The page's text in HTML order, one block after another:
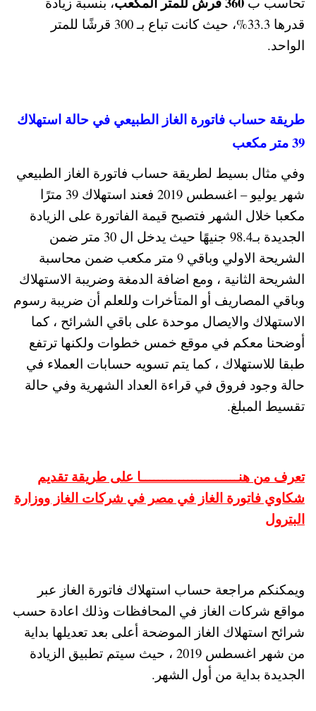
قدرها 33.3%، حيث كانت تباع بـ
300 قرشًا للمتر
الواحد.
طريقة حساب فاتورة الغاز الطبيعي في حالة استهلاك
39 متر مكعب
وفي مثال بسيط لطريقة حساب فاتورة الغاز الطبيعي
شهر يوليو – اغسطس 2019 فعند استهلاك 39 مترًا
مكعبا خلال الشهر فتصبح قيمة الفاتورة على الزيادة
الجديدة بـ98.4 جنيهًا حيث يدخل ال 30 متر ضمن
الشريحة الاولي وباقي 9 متر مكعب ضمن محاسبة
الشريحة الثانية ، ومع اضافة الدمغة وضريبة الاستهلاك
وباقي المصاريف أو المتأخرات وللعلم أن ضريبة رسوم
الاستهلاك والايصال موحدة على باقي الشرائح ، كما
أوضحنا معكم في موقع خمس خطوات ولكنها ترتفع
طبقا للاستهلاك ، كما يتم تسويه حسابات العملاء في
حالة وجود فروق في قراءة العداد الشهرية وفي حالة
تقسيط المبلغ.
تعرف من هنـــــــــــــــــــــــا على طريقة تقديم
شكاوي فاتورة الغاز في مصر في شركات الغاز ووزارة
البترول
ويمكنكم مراجعة حساب استهلاك فاتورة الغاز عبر
مواقع شركات الغاز في المحافظات وذلك اعادة حسب
شرائح استهلاك الغاز الموضحة أعلى بعد تعديلها بداية
من شهر اغسطس 2019 ، حيث سيتم تطبيق الزيادة
الجديدة بداية من أول الشهر.